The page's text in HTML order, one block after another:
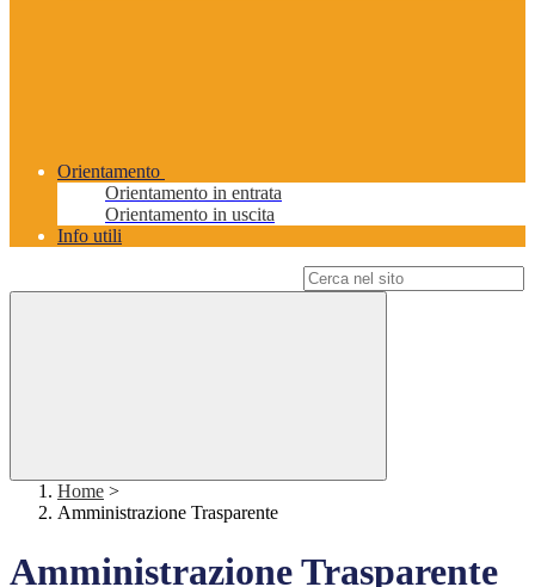
Orientamento
Orientamento in entrata
Orientamento in uscita
Info utili
Home >
Amministrazione Trasparente
Amministrazione Trasparente